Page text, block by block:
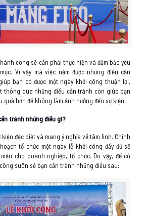
công sẽ cần phải thực hiện và đảm bảo yêu
Vì vậy mà việc nắm được những điều cần
bạn có được một ngày khởi công thuận lợi,
thông qua những điều cần tránh còn giúp bạn
quả hơn để không làm ảnh hưởng đến sự kiện.
tránh những điều gì?
kiện đặc biệt và mang ý nghĩa về tâm linh. Chính
tổ chức một ngày lễ khởi công đầy đủ sẽ
cho doanh nghiệp, tổ chức. Do vậy, để có
suôn sẻ bạn cần tránh những điều sau: